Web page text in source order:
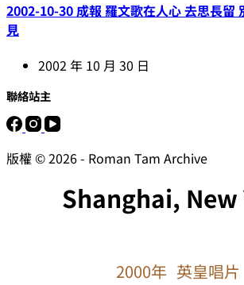
2002-10-30 成報 羅文歌在人心 去思長留
見
2002 年 10 月 30 日
聯絡站主
版權 © 2026 - Roman Tam Archive
Shanghai, New
2000年 英皇唱片